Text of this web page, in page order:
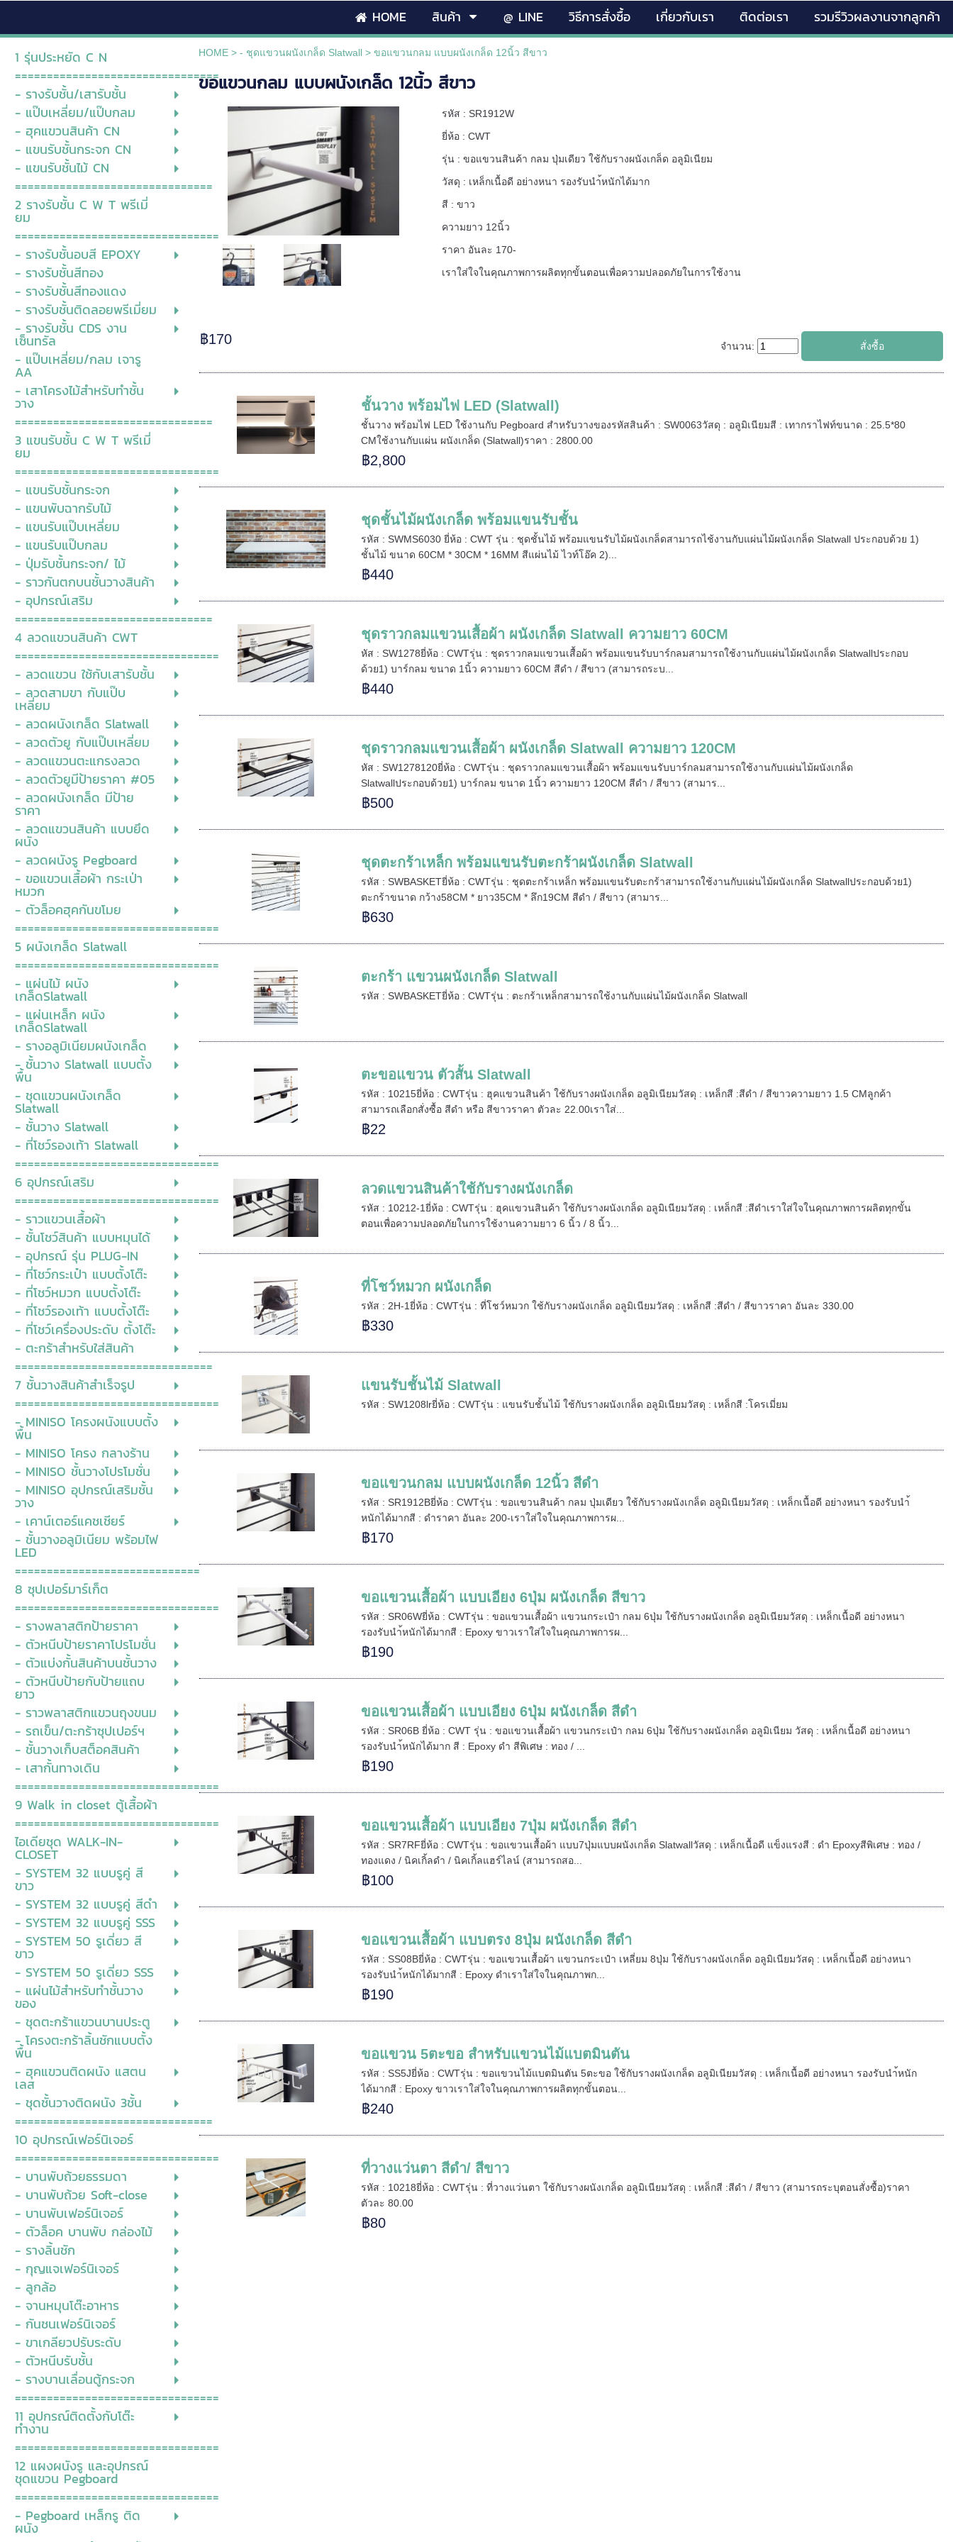
HOME สินค้า @ LINE วิธีการสั่งซื้อ เกี่ยวกับเรา ติดต่อเรา รวมรีวิวผลงานจากลูกค้า
1 รุ่นประหยัด C N
================================
- รางรับชั้น/เสารับชั้น
- แป๊บเหลี่ยม/แป๊บกลม
- ฮุคแขวนสินค้า CN
- แขนรับชั้นกระจก CN
- แขนรับชั้นไม้ CN
===============================
2 รางรับชั้น C W T พรีเมี่
ยม
================================
- รางรับชั้นอบสี EPOXY
- รางรับชั้นสีทอง
- รางรับชั้นสีทองแดง
- รางรับชั้นติดลอยพรีเมี่ยม
- รางรับชั้น CDS งาน
เซ็นทรัล
- แป๊บเหลี่ยม/กลม เจารู
AA
- เสาโครงไม้สำหรับทำชั้น
วาง
===============================
3 แขนรับชั้น C W T พรีเมี่
ยม
================================
- แขนรับชั้นกระจก
- แขนพับฉากรับไม้
- แขนรับแป๊บเหลี่ยม
- แขนรับแป๊บกลม
- ปุ่มรับชั้นกระจก/ ไม้
- ราวกันตกบนชั้นวางสินค้า
- อุปกรณ์เสริม
===============================
4 ลวดแขวนสินค้า CWT
================================
- ลวดแขวน ใช้กับเสารับชั้น
- ลวดสามขา กับแป๊บ
เหลี่ยม
- ลวดผนังเกล็ด Slatwall
- ลวดตัวยู กับแป๊บเหลี่ยม
- ลวดแขวนตะแกรงลวด
- ลวดตัวยูมีป้ายราคา #05
- ลวดผนังเกล็ด มีป้าย
ราคา
- ลวดแขวนสินค้า แบบยึด
ผนัง
- ลวดผนังรู Pegboard
- ขอแขวนเสื้อผ้า กระเป่า
หมวก
- ตัวล็อคฮุคกันขโมย
================================
5 ผนังเกล็ด Slatwall
================================
- แผ่นไม้ ผนัง
เกล็ดSlatwall
- แผ่นเหล็ก ผนัง
เกล็ดSlatwall
- รางอลูมิเนียมผนังเกล็ด
- ชั้นวาง Slatwall แบบตั้ง
พื้น
- ชุดแขวนผนังเกล็ด
Slatwall
- ชั้นวาง Slatwall
- ที่โชว์รองเท้า Slatwall
================================
6 อุปกรณ์เสริม
================================
- ราวแขวนเสื้อผ้า
- ชั้นโชว์สินค้า แบบหมุนได้
- อุปกรณ์ รุ่น PLUG-IN
- ที่โชว์กระเป๋า แบบตั้งโต๊ะ
- ที่โชว์หมวก แบบตั้งโต๊ะ
- ที่โชว์รองเท้า แบบตั้งโต๊ะ
- ที่โชว์เครื่องประดับ ตั้งโต๊ะ
- ตะกร้าสำหรับใส่สินค้า
===============================
7 ชั้นวางสินค้าสำเร็จรูป
================================
- MINISO โครงผนังแบบตั้ง
พื้น
- MINISO โครง กลางร้าน
- MINISO ชั้นวางโปรโมชั่น
- MINISO อุปกรณ์เสริมชั้น
วาง
- เคาน์เตอร์แคชเชียร์
- ชั้นวางอลูมิเนียม พร้อมไฟ
LED
=============================
8 ซุปเปอร์มาร์เก็ต
================================
- รางพลาสติกป้ายราคา
- ตัวหนีบป้ายราคาโปรโมชั่น
- ตัวแบ่งกั้นสินค้าบนชั้นวาง
- ตัวหนีบป้ายกับป้ายแถบ
ยาว
- ราวพลาสติกแขวนถุงขนม
- รถเข็น/ตะกร้าซุปเปอร์ฯ
- ชั้นวางเก็บสต็อคสินค้า
- เสากั้นทางเดิน
================================
9 Walk in closet ตู้เสื้อผ้า
================================
ไอเดียชุด WALK-IN-
CLOSET
- SYSTEM 32 แบบรูคู่ สี
ขาว
- SYSTEM 32 แบบรูคู่ สีดำ
- SYSTEM 32 แบบรูคู่ SSS
- SYSTEM 50 รูเดี่ยว สี
ขาว
- SYSTEM 50 รูเดี่ยว SSS
- แผ่นไม้สำหรับทำชั้นวาง
ของ
- ชุดตะกร้าแขวนบานประตู
- โครงตะกร้าลิ้นชักแบบตั้ง
พื้น
- ฮุคแขวนติดผนัง แสตน
เลส
- ชุดชั้นวางติดผนัง 3ชั้น
===============================
10 อุปกรณ์เฟอร์นิเจอร์
================================
- บานพับถ้วยธรรมดา
- บานพับถ้วย Soft-close
- บานพับเฟอร์นิเจอร์
- ตัวล็อค บานพับ กล่องไม้
- รางลิ้นชัก
- กุญแจเฟอร์นิเจอร์
- ลูกล้อ
- จานหมุนโต๊ะอาหาร
- กันชนเฟอร์นิเจอร์
- ขาเกลียวปรับระดับ
- ตัวหนีบรับชั้น
- รางบานเลื่อนตู้กระจก
================================
11 อุปกรณ์ติดตั้งกับโต๊ะ
ทำงาน
================================
12 แผงผนังรู และอุปกรณ์
ชุดแขวน Pegboard
================================
- Pegboard เหล็กรู ติด
ผนัง
HOME> - ชุดแขวนผนังเกล็ด Slatwall> ขอแขวนกลม แบบผนังเกล็ด 12นิ้ว สีขาว
ขอแขวนกลม แบบผนังเกล็ด 12นิ้ว สีขาว
รหัส : SR1912W
ยี่ห้อ : CWT
รุ่น : ขอแขวนสินค้า กลม ปุ่มเดียว ใช้กับรางผนังเกล็ด อลูมิเนียม
วัสดุ : เหล็กเนื้อดี อย่างหนา รองรับนำ้หนักได้มาก
สี : ขาว
ความยาว 12นิ้ว
ราคา อันละ 170-
เราใส่ใจในคุณภาพการผลิตทุกขั้นตอนเพื่อความปลอดภัยในการใช้งาน
฿170 จำนวน:
ชั้นวาง พร้อมไฟ LED (Slatwall)
ชั้นวาง พร้อมไฟ LED ใช้งานกับ Pegboard สำหรับวางของรหัสสินค้า : SW0063วัสดุ : อลูมิเนียมสี : เทากราไฟท์ขนาด : 25.5*80
CMใช้งานกับแผ่น ผนังเกล็ด (Slatwall)ราคา : 2800.00
฿2,800
ชุดชั้นไม้ผนังเกล็ด พร้อมแขนรับชั้น
รหัส : SWMS6030 ยี่ห้อ : CWT รุ่น : ชุดชั้นไม้ พร้อมแขนรับไม้ผนังเกล็ดสามารถไช้งานกับแผ่นไม้ผนังเกล็ด Slatwall ประกอบด้วย 1)
ชั้นไม้ ขนาด 60CM * 30CM * 16MM สีแผ่นไม้ ไวท์โอ๊ค 2)...
฿440
ชุดราวกลมแขวนเสื้อผ้า ผนังเกล็ด Slatwall ความยาว 60CM
หัส : SW1278ยี่ห้อ : CWTรุ่น : ชุดราวกลมแขวนเสื้อผ้า พร้อมแขนรับบาร์กลมสามารถใช้งานกับแผ่นไม้ผนังเกล็ด Slatwallประกอบ
ด้วย1) บาร์กลม ขนาด 1นิ้ว ความยาว 60CM สีดำ / สีขาว (สามารถระบ...
฿440
ชุดราวกลมแขวนเสื้อผ้า ผนังเกล็ด Slatwall ความยาว 120CM
หัส : SW1278120ยี่ห้อ : CWTรุ่น : ชุดราวกลมแขวนเสื้อผ้า พร้อมแขนรับบาร์กลมสามารถใช้งานกับแผ่นไม้ผนังเกล็ด
Slatwallประกอบด้วย1) บาร์กลม ขนาด 1นิ้ว ความยาว 120CM สีดำ / สีขาว (สามาร...
฿500
ชุดตะกร้าเหล็ก พร้อมแขนรับตะกร้าผนังเกล็ด Slatwall
รหัส : SWBASKETยี่ห้อ : CWTรุ่น : ชุดตะกร้าเหล็ก พร้อมแขนรับตะกร้าสามารถใช้งานกับแผ่นไม้ผนังเกล็ด Slatwallประกอบด้วย1)
ตะกร้าขนาด กว้าง58CM * ยาว35CM * ลึก19CM สีดำ / สีขาว (สามาร...
฿630
ตะกร้า แขวนผนังเกล็ด Slatwall
รหัส : SWBASKETยี่ห้อ : CWTรุ่น : ตะกร้าเหล็กสามารถใช้งานกับแผ่นไม้ผนังเกล็ด Slatwall
ตะขอแขวน ตัวสั้น Slatwall
รหัส : 10215ยี่ห้อ : CWTรุ่น : ฮุคแขวนสินค้า ใช้กับรางผนังเกล็ด อลูมิเนียมวัสดุ : เหล็กสี :สีดำ / สีขาวความยาว 1.5 CMลูกค้า
สามารถเลือกสั่งซื้อ สีดำ หรือ สีขาวราคา ตัวละ 22.00เราใส่...
฿22
ลวดแขวนสินค้าใช้กับรางผนังเกล็ด
รหัส : 10212-1ยี่ห้อ : CWTรุ่น : ฮุคแขวนสินค้า ใช้กับรางผนังเกล็ด อลูมิเนียมวัสดุ : เหล็กสี :สีดำเราใส่ใจในคุณภาพการผลิตทุกขั้น
ตอนเพื่อความปลอดภัยในการใช้งานความยาว 6 นิ้ว / 8 นิ้ว...
ที่โชว์หมวก ผนังเกล็ด
รหัส : 2H-1ยี่ห้อ : CWTรุ่น : ที่โชว์หมวก ใช้กับรางผนังเกล็ด อลูมิเนียมวัสดุ : เหล็กสี :สีดำ / สีขาวราคา อันละ 330.00
฿330
แขนรับชั้นไม้ Slatwall
รหัส : SW1208lrยี่ห้อ : CWTรุ่น : แขนรับชั้นไม้ ใช้กับรางผนังเกล็ด อลูมิเนียมวัสดุ : เหล็กสี :โครเมี่ยม
ขอแขวนกลม แบบผนังเกล็ด 12นิ้ว สีดำ
รหัส : SR1912Bยี่ห้อ : CWTรุ่น : ขอแขวนสินค้า กลม ปุ่มเดียว ใช้กับรางผนังเกล็ด อลูมิเนียมวัสดุ : เหล็กเนื้อดี อย่างหนา รองรับนำ้
หนักได้มากสี : ดำราคา อันละ 200-เราใส่ใจในคุณภาพการผ...
฿170
ขอแขวนเสื้อผ้า แบบเอียง 6ปุ่ม ผนังเกล็ด สีขาว
รหัส : SR06Wยี่ห้อ : CWTรุ่น : ขอแขวนเสื้อผ้า แขวนกระเป๋า กลม 6ปุ่ม ใช้กับรางผนังเกล็ด อลูมิเนียมวัสดุ : เหล็กเนื้อดี อย่างหนา
รองรับนำ้หนักได้มากสี : Epoxy ขาวเราใส่ใจในคุณภาพการผ...
฿190
ขอแขวนเสื้อผ้า แบบเอียง 6ปุ่ม ผนังเกล็ด สีดำ
รหัส : SR06B ยี่ห้อ : CWT รุ่น : ขอแขวนเสื้อผ้า แขวนกระเป๋า กลม 6ปุ่ม ใช้กับรางผนังเกล็ด อลูมิเนียม วัสดุ : เหล็กเนื้อดี อย่างหนา
รองรับนำ้หนักได้มาก สี : Epoxy ดำ สีพิเศษ : ทอง / ...
฿190
ขอแขวนเสื้อผ้า แบบเอียง 7ปุ่ม ผนังเกล็ด สีดำ
รหัส : SR7RFยี่ห้อ : CWTรุ่น : ขอแขวนเสื้อผ้า แบบ7ปุ่มแบบผนังเกล็ด Slatwallวัสดุ : เหล็กเนื้อดี แข็งแรงสี : ดำ Epoxyสีพิเศษ : ทอง /
ทองแดง / นิคเกิ้ลดำ / นิคเกิ้ลแฮร์ไลน์ (สามารถสอ...
฿100
ขอแขวนเสื้อผ้า แบบตรง 8ปุ่ม ผนังเกล็ด สีดำ
รหัส : SS08Bยี่ห้อ : CWTรุ่น : ขอแขวนเสื้อผ้า แขวนกระเป๋า เหลี่ยม 8ปุ่ม ใช้กับรางผนังเกล็ด อลูมิเนียมวัสดุ : เหล็กเนื้อดี อย่างหนา
รองรับนำ้หนักได้มากสี : Epoxy ดำเราใส่ใจในคุณภาพก...
฿190
ขอแขวน 5ตะขอ สำหรับแขวนไม้แบตมินตัน
รหัส : SS5Jยี่ห้อ : CWTรุ่น : ขอแขวนไม้แบตมินตัน 5ตะขอ ใช้กับรางผนังเกล็ด อลูมิเนียมวัสดุ : เหล็กเนื้อดี อย่างหนา รองรับนำ้หนัก
ได้มากสี : Epoxy ขาวเราใส่ใจในคุณภาพการผลิตทุกขั้นตอน...
฿240
ที่วางแว่นตา สีดำ/ สีขาว
รหัส : 10218ยี่ห้อ : CWTรุ่น : ที่วางแว่นตา ใช้กับรางผนังเกล็ด อลูมิเนียมวัสดุ : เหล็กสี :สีดำ / สีขาว (สามารถระบุตอนสั่งซื้อ)ราคา
ตัวละ 80.00
฿80